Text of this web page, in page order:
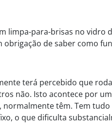
para-brisas no vidro
de saber como
terá percebido que
não. Isto acontece por
têm. Tem
o que dificulta